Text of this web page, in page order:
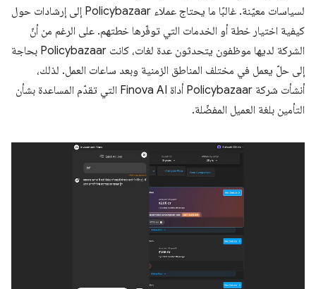
لسياسات معيّنة. غالبًا ما يحتاج عملاء Policybazaar إلى إرشادات حول
كيفية اختيار خطة أو الخدمات التي توفّرها خطتهم. على الرغم من أنّ
الشركة لديها موظفون يتحدثون عدة لغات، كانت Policybazaar بحاجة
إلى حلّ يعمل في مختلف المناطق الزمنية وبعد ساعات العمل. لذلك،
أنشأت شركة Policybazaar أداة Finova AI التي تقدّم المساعدة بشأن
التأمين بلغة العميل المفضّلة.